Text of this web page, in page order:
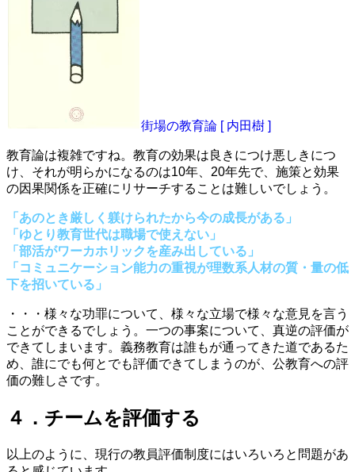
街場の教育論 [ 内田樹 ]
教育論は複雑ですね。教育の効果は良きにつけ悪しきにつ
け、それが明らかになるのは10年、20年先で、施策と効果
の因果関係を正確にリサーチすることは難しいでしょう。
「あのとき厳しく躾けられたから今の成長がある」
「ゆとり教育世代は職場で使えない」
「部活がワーカホリックを産み出している」
「コミュニケーション能力の重視が理数系人材の質・量の低
下を招いている」
・・・様々な功罪について、様々な立場で様々な意見を言う
ことができるでしょう。一つの事案について、真逆の評価が
できてしまいます。義務教育は誰もが通ってきた道であるた
め、誰にでも何とでも評価できてしまうのが、公教育への評
価の難しさです。
４．チームを評価する
以上のように、現行の教員評価制度にはいろいろと問題があ